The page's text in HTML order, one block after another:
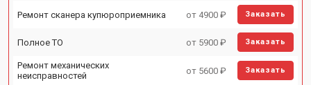
Ремонт сканера купюроприемника от 4900 ₽ Заказать
Полное ТО от 5900 ₽ Заказать
Ремонт механических
неисправностей
от 5600 ₽ Заказать